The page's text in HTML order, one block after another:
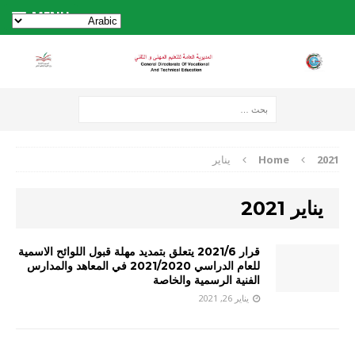
MENU
Home 2021 يناير
يناير 2021
قرار 2021/6 يتعلق بتمديد مهلة قبول اللوائح الاسمية
للعام الدراسي 2021/2020 في المعاهد والمدارس
الفنية الرسمية والخاصة
يناير 26, 2021